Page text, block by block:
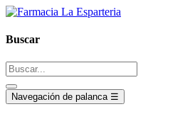
Buscar
Navegación de palanca ☰